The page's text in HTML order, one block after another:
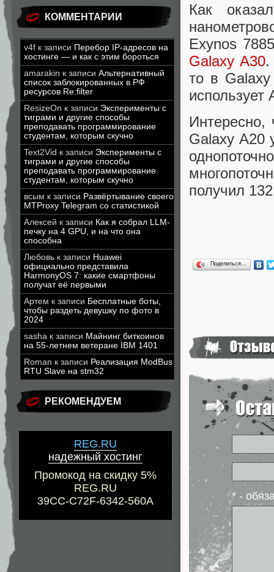
КОММЕНТАРИИ
v4f к записи Перебор IP-адресов на
хостинге — и как с этим бороться
amarakin к записи Альтернативный
список заблокированных в РФ
ресурсов Re:filter
ResizeOn к записи Эксперименты с
тиграми и другие способы
преподавать программирование
студентам, которым скучно
Text2Vid к записи Эксперименты с
тиграми и другие способы
преподавать программирование
студентам, которым скучно
всым к записи Развёртывание своего
MTProxy Telegram со статистикой
Алексей к записи Как я собрал LLM-
печку на 4 GPU, и на что она
способна
Любовь к записи Huawei
официально представила
HarmonyOS 7: какие смартфоны
получат её первыми
Артем к записи Бесплатные боты,
чтобы раздеть девушку по фото в
2024
sasha к записи Майнинг биткоинов
на 55-летнем ветеране IBM 1401
Roman к записи Реализация ModBus
RTU Slave на stm32
РЕКОМЕНДУЕМ
REG.RU
надежный хостинг
Промокод на скидку 5%
REG.RU
39CC-C72F-6342-560A
Как
Exynos
Galaxy A30.
то в
использует
Galaxy A20
получил
Поделиться…
* -